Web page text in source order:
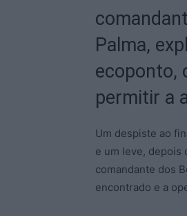
Palma,
ecoponto,
permitir a
Um despiste ao
e um leve, depois
comandante dos
encontrado e a